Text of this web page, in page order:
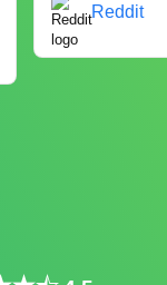
Reddit